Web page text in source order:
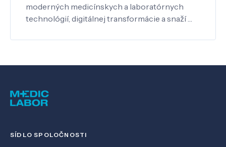
moderných medicínskych a laboratórnych
technológií, digitálnej transformácie a snaží …
SÍDLO SPOLOČNOSTI